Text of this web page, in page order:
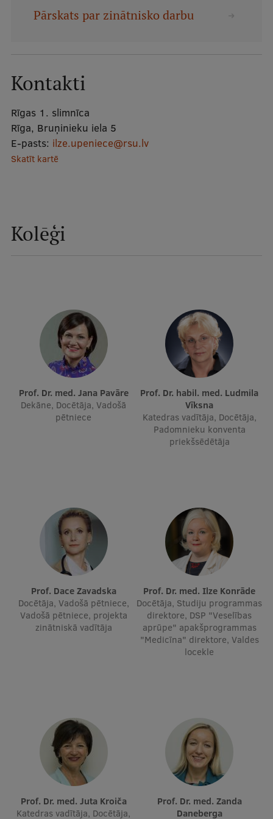
Mobile
Pamatstudiju programmas
Maģistra studiju programmas
Doktorantūra
Rezidentūra
Par RSU
Studiju norises vietas
Fakultātes
Mūsu cilvēki
Stratēģija
Struktūra
Aula
Muzeji un ekspozīcijas
Ģerbonis
Projekti
Reitingi
Virtuālā tūre
Suvenīri un grāmatas
Mūžizglītība
Pārskats par zinātnisko darbu
Kontakti
Rīgas 1. slimnīca
Rīga, Bruņinieku iela 5
E-pasts: ilze.upeniece@rsu.lv
Skatīt kartē
Kolēģi
Prof. Dr. med. Jana Pavāre
Dekāne, Docētāja, Vadošā
pētniece
Prof. Dr. habil. med. Ludmila
Vīksna
Katedras vadītāja, Docētāja,
Padomnieku konventa
priekšsēdētāja
Prof. Dace Zavadska
Docētāja, Vadošā pētniece,
Vadošā pētniece, projekta
zinātniskā vadītāja
Prof. Dr. med. Ilze Konrāde
Docētāja, Studiju programmas
direktore, DSP "Veselības
aprūpe" apakšprogrammas
"Medicīna" direktore, Valdes
locekle
Prof. Dr. med. Juta Kroiča
Katedras vadītāja, Docētāja,
Prof. Dr. med. Zanda
Daneberga